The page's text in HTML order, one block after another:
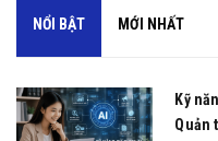
NỔI BẬT MỚI NHẤT
Kỹ
Quản